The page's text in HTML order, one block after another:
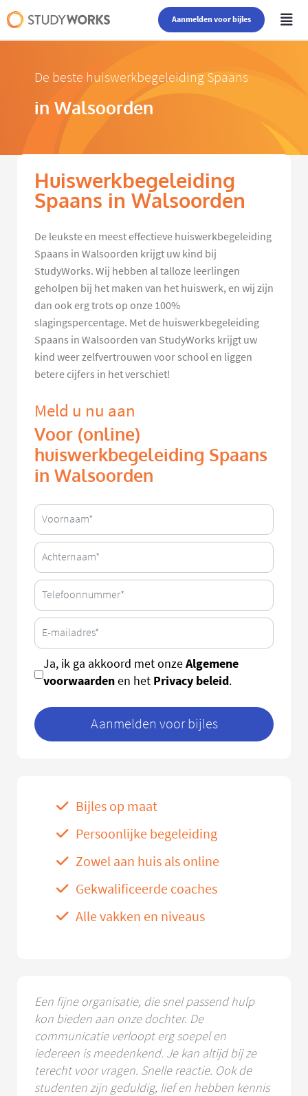
Aanmelden voor bijles
De beste huiswerkbegeleiding Spaans
in Walsoorden
Huiswerkbegeleiding
Spaans in Walsoorden
De leukste en meest effectieve huiswerkbegeleiding
Spaans in Walsoorden krijgt uw kind bij
StudyWorks. Wij hebben al talloze leerlingen
geholpen bij het maken van het huiswerk, en wij zijn
dan ook erg trots op onze 100%
slagingspercentage. Met de huiswerkbegeleiding
Spaans in Walsoorden van StudyWorks krijgt uw
kind weer zelfvertrouwen voor school en liggen
betere cijfers in het verschiet!
Meld u nu aan
Voor (online)
huiswerkbegeleiding Spaans
in Walsoorden
Ja, ik ga akkoord met onzeAlgemene
voorwaardenen het Privacy beleid.
Aanmelden voor bijles
Bijles op maat
Persoonlijke begeleiding
Zowel aan huis als online
Gekwalificeerde coaches
Alle vakken en niveaus
Een fijne organisatie, die snel passend hulp
kon bieden aan onze dochter. De
communicatie verloopt erg soepel en
iedereen is meedenkend. Je kan altijd bij ze
terecht voor vragen. Snelle reactie. Ook de
studenten zijn geduldig, lief en hebben kennis